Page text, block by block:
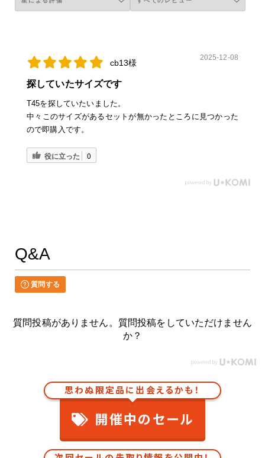
cb13様
2025-12-08
探していたサイズです
T45を探していたいました。
中々このサイズがあるセットが無かったところに見つかった
ので即購入です。
役に立った 0
Q&A
質問する
質問投稿がありません。質問投稿をしていただけません
か？
思わぬ限定品に出会えるかも！
開催中のセール